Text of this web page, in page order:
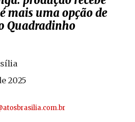
mais uma opção de
Quadradinho
2025